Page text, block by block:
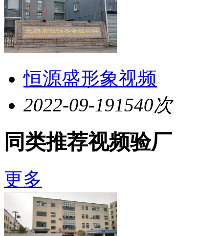
恒源盛形象视频
2022-09-191540次
同类推荐视频验厂
更多